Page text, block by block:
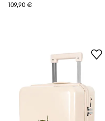
109,90 €